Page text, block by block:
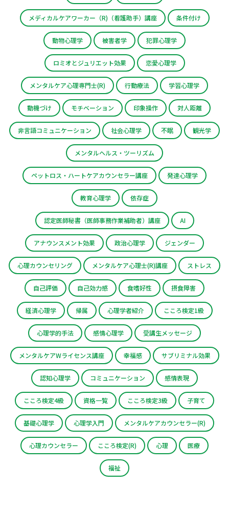
メディカルケアワーカー（R)（看護助手）講座 条件付け
動物心理学 被害者学 犯罪心理学
ロミオとジュリエット効果 恋愛心理学
メンタルケア心理専門士(R) 行動療法 学習心理学
動機づけ モチベーション 印象操作 対人距離
非言語コミュニケーション 社会心理学 不眠 観光学
メンタルヘルス・ツーリズム
ペットロス・ハートケアカウンセラー講座 発達心理学
教育心理学 依存症
認定医師秘書（医師事務作業補助者）講座 AI
アナウンスメント効果 政治心理学 ジェンダー
心理カウンセリング メンタルケア心理士(R)講座 ストレス
自己評価 自己効力感 食嗜好性 摂食障害
経済心理学 帰属 心理学者紹介 こころ検定1級
心理学的手法 感情心理学 受講生メッセージ
メンタルケアWライセンス講座 幸福感 サブリミナル効果
認知心理学 コミュニケーション 感情表現
こころ検定4級 資格一覧 こころ検定3級 子育て
基礎心理学 心理学入門 メンタルケアカウンセラー(R)
心理カウンセラー こころ検定(R) 心理 医療
福祉